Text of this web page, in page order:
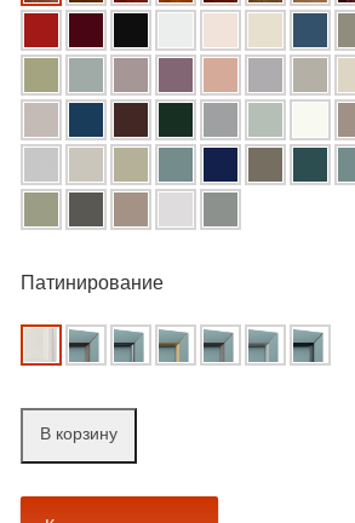
Патинирование
В корзину